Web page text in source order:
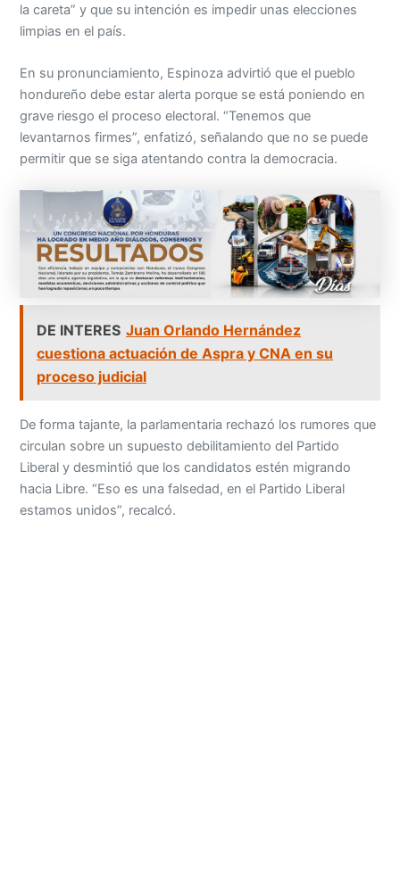
la careta” y que su intención es impedir unas elecciones
limpias en el país.
En su pronunciamiento, Espinoza advirtió que el pueblo
hondureño debe estar alerta porque se está poniendo en
grave riesgo el proceso electoral. “Tenemos que
levantarnos firmes”, enfatizó, señalando que no se puede
permitir que se siga atentando contra la democracia.
DE INTERES Juan Orlando Hernández
cuestiona actuación de Aspra y CNA en su
proceso judicial
De forma tajante, la parlamentaria rechazó los rumores que
circulan sobre un supuesto debilitamiento del Partido
Liberal y desmintió que los candidatos estén migrando
hacia Libre. “Eso es una falsedad, en el Partido Liberal
estamos unidos”, recalcó.